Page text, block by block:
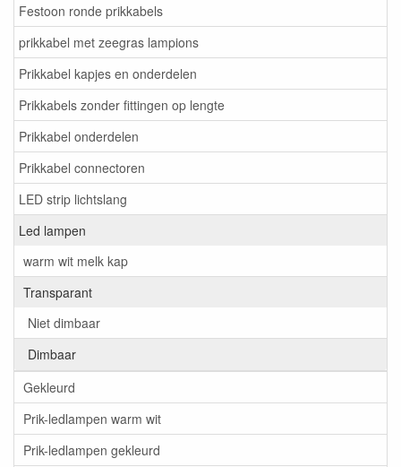
Festoon ronde prikkabels
prikkabel met zeegras lampions
Prikkabel kapjes en onderdelen
Prikkabels zonder fittingen op lengte
Prikkabel onderdelen
Prikkabel connectoren
LED strip lichtslang
Led lampen
warm wit melk kap
Transparant
Niet dimbaar
Dimbaar
Gekleurd
Prik-ledlampen warm wit
Prik-ledlampen gekleurd